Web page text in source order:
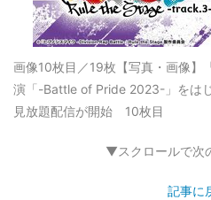
画像10枚目／19枚 【写真・画像
演「-Battle of Pride 2023-」をは
見放題配信が開始 10枚目
▼スクロールで次
記事に